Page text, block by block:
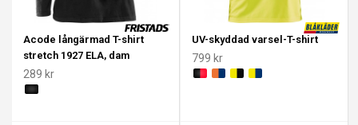
Acode långärmad T-shirt
stretch 1927 ELA, dam
289 kr
UV-skyddad varsel-T-shirt
799 kr